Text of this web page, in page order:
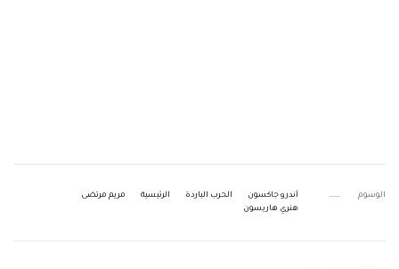
الوسوم أندرو جاكسون الحرب الباردة الرئيسية
مريم مرتضى
هنري هاريسون